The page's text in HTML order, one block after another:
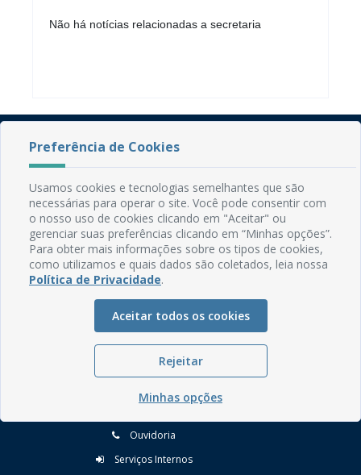
Não há notícias relacionadas a secretaria
Rua do Imperador, 78, Centro
CEP: 58.280-000 - Mamanguape/PB
Fone: (83) 3292-2246
Email: comunicacao@mamanguape.pb.gov.br
Expediente: Segunda à Sexta, das 08h às 13h
Perguntas frequentes
Ouvidoria
Serviços Internos
Preferência de Cookies
Usamos cookies e tecnologias semelhantes que são
necessárias para operar o site. Você pode consentir com
o nosso uso de cookies clicando em "Aceitar" ou
gerenciar suas preferências clicando em “Minhas opções”.
Para obter mais informações sobre os tipos de cookies,
como utilizamos e quais dados são coletados, leia nossa
Política de Privacidade.
Aceitar todos os cookies
Rejeitar
Minhas opções